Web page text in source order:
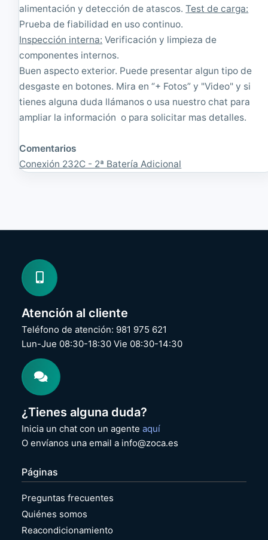
n
a
d
|
R
e
a
o
n
d
c
i
a
d
o
alimentación y detección de atascos.Test de carga:
Prueba de fiabilidad en uso continuo.
Inspección interna: Verificación y limpieza de
componentes internos.
Buen aspecto exterior. Puede presentar algun tipo de
desgaste en botones. Mira en “+ Fotos” y "Video" y si
tienes alguna duda llámanos o usa nuestro chat para
ampliar la información o para solicitar mas detalles.
Comentarios
Conexión 232C - 2ª Batería Adicional
Atención al cliente
Teléfono de atención: 981 975 621
Lun-Jue 08:30-18:30 Vie 08:30-14:30
¿Tienes alguna duda?
Inicia un chat con un agenteaquí
O envíanos una email a info@zoca.es
Páginas
Preguntas frecuentes
Quiénes somos
Reacondicionamiento